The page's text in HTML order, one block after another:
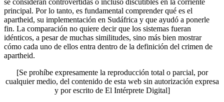
principal. Por lo tanto, es fundamental comprender qué es el
apartheid, su implementación en Sudáfrica y que ayudó a ponerle
fin. La comparación no quiere decir que los sistemas fueran
idénticos, a pesar de muchas similitudes, sino más bien mostrar
cómo cada uno de ellos entra dentro de la definición del crimen de
apartheid.
[Se prohíbe expresamente la reproducción total o parcial, por
cualquier medio, del contenido de esta web sin autorización expresa
y por escrito de El Intérprete Digital]